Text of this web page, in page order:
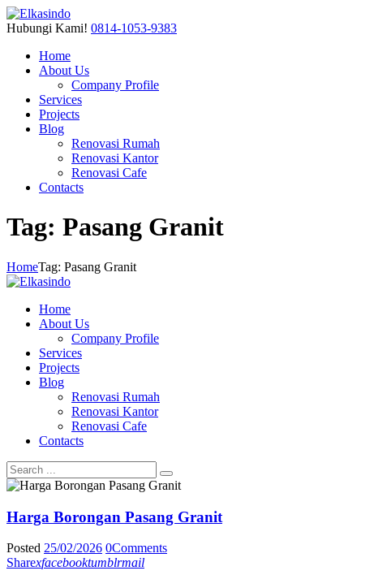
Hubungi Kami! 0814-1053-9383
Home
About Us
Company Profile
Services
Projects
Blog
Renovasi Rumah
Renovasi Kantor
Renovasi Cafe
Contacts
Tag: Pasang Granit
HomeTag: Pasang Granit
Home
About Us
Company Profile
Services
Projects
Blog
Renovasi Rumah
Renovasi Kantor
Renovasi Cafe
Contacts
Harga Borongan Pasang Granit
Posted 25/02/2026 0Comments
Sharexfacebooktumblrmail